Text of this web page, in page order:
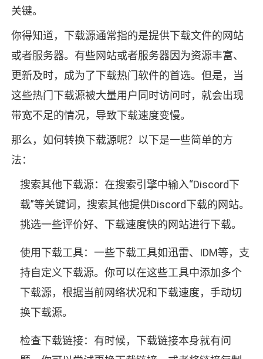
关键。
你得知道，下载源通常指的是提供下载文件的网站
或者服务器。有些网站或者服务器因为资源丰富、
更新及时，成为了下载热门软件的首选。但是，当
这些热门下载源被大量用户同时访问时，就会出现
带宽不足的情况，导致下载速度变慢。
那么，如何转换下载源呢？以下是一些简单的方
法：
搜索其他下载源：在搜索引擎中输入“Discord下
载”等关键词，搜索其他提供Discord下载的网站。
挑选一些评价好、下载速度快的网站进行下载。
使用下载工具：一些下载工具如迅雷、IDM等，支
持自定义下载源。你可以在这些工具中添加多个
下载源，根据当前网络状况和下载速度，手动切
换下载源。
检查下载链接：有时候，下载链接本身就有问